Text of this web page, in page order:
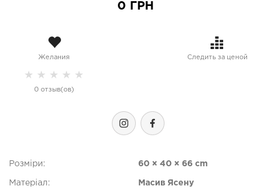
0 ГРН
Желания Следить за ценой
★ ★ ★ ★ ★
0 отзыв(ов)
Розміри: 60 × 40 × 66 cm
Матеріал: Масив Ясену